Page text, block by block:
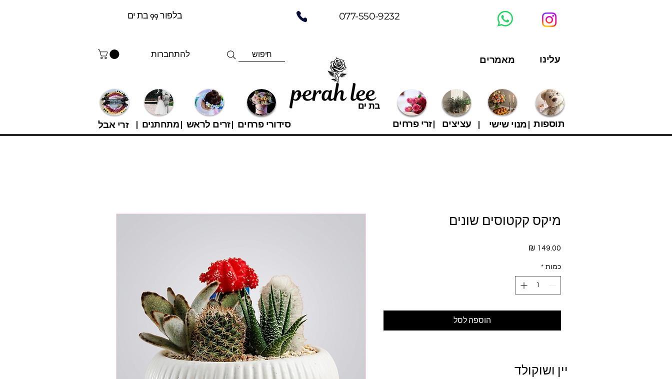
077-550-9232 בלפור 99 בת ים
להתחברות חיפוש
זרי אבל מתחתנים זרים לראש סידורי פרחים זרי פרחים עציצים
מאמרים עלינו
מנוי שישי תוספות
מיקס קקטוסים שונים
כמות *
הוספה לסל
יין ושוקולד